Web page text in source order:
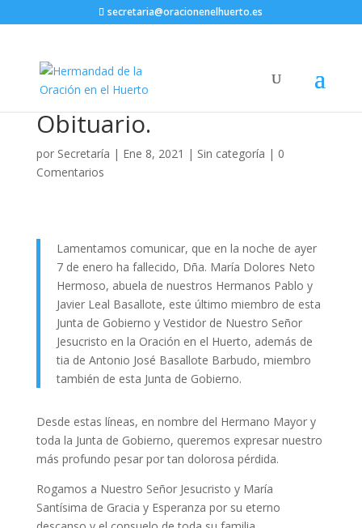
secretaria@oracionenelhuerto.es
Obituario.
por Secretaría | Ene 8, 2021 | Sin categoría | 0
Comentarios
Lamentamos comunicar, que en la noche de ayer
7 de enero ha fallecido, Dña. María Dolores Neto
Hermoso, abuela de nuestros Hermanos Pablo y
Javier Leal Basallote, este último miembro de esta
Junta de Gobierno y Vestidor de Nuestro Señor
Jesucristo en la Oración en el Huerto, además de
tia de Antonio José Basallote Barbudo, miembro
también de esta Junta de Gobierno.
Desde estas líneas, en nombre del Hermano Mayor y
toda la Junta de Gobierno, queremos expresar nuestro
más profundo pesar por tan dolorosa pérdida.
Rogamos a Nuestro Señor Jesucristo y María
Santísima de Gracia y Esperanza por su eterno